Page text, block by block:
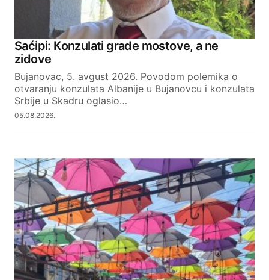
Saćipi: Konzulati grade mostove, a ne
zidove
Bujanovac, 5. avgust 2026. Povodom polemika o
otvaranju konzulata Albanije u Bujanovcu i konzulata
Srbije u Skadru oglasio…
05.08.2026.